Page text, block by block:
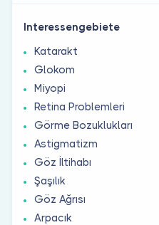
Interessengebiete
Katarakt
Glokom
Miyopi
Retina Problemleri
Görme Bozuklukları
Astigmatizm
Göz İltihabı
Şaşılık
Göz Ağrısı
Arpacık